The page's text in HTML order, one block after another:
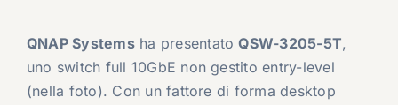
QNAP Systemsha presentatoQSW-3205-5T,
uno switch full 10GbE non gestito entry-level
(nella foto). Con un fattore di forma desktop